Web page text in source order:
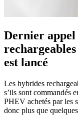
Dernier
est lancé
Les hybrides
s’ils sont commandés
PHEV achetés par les
donc plus que